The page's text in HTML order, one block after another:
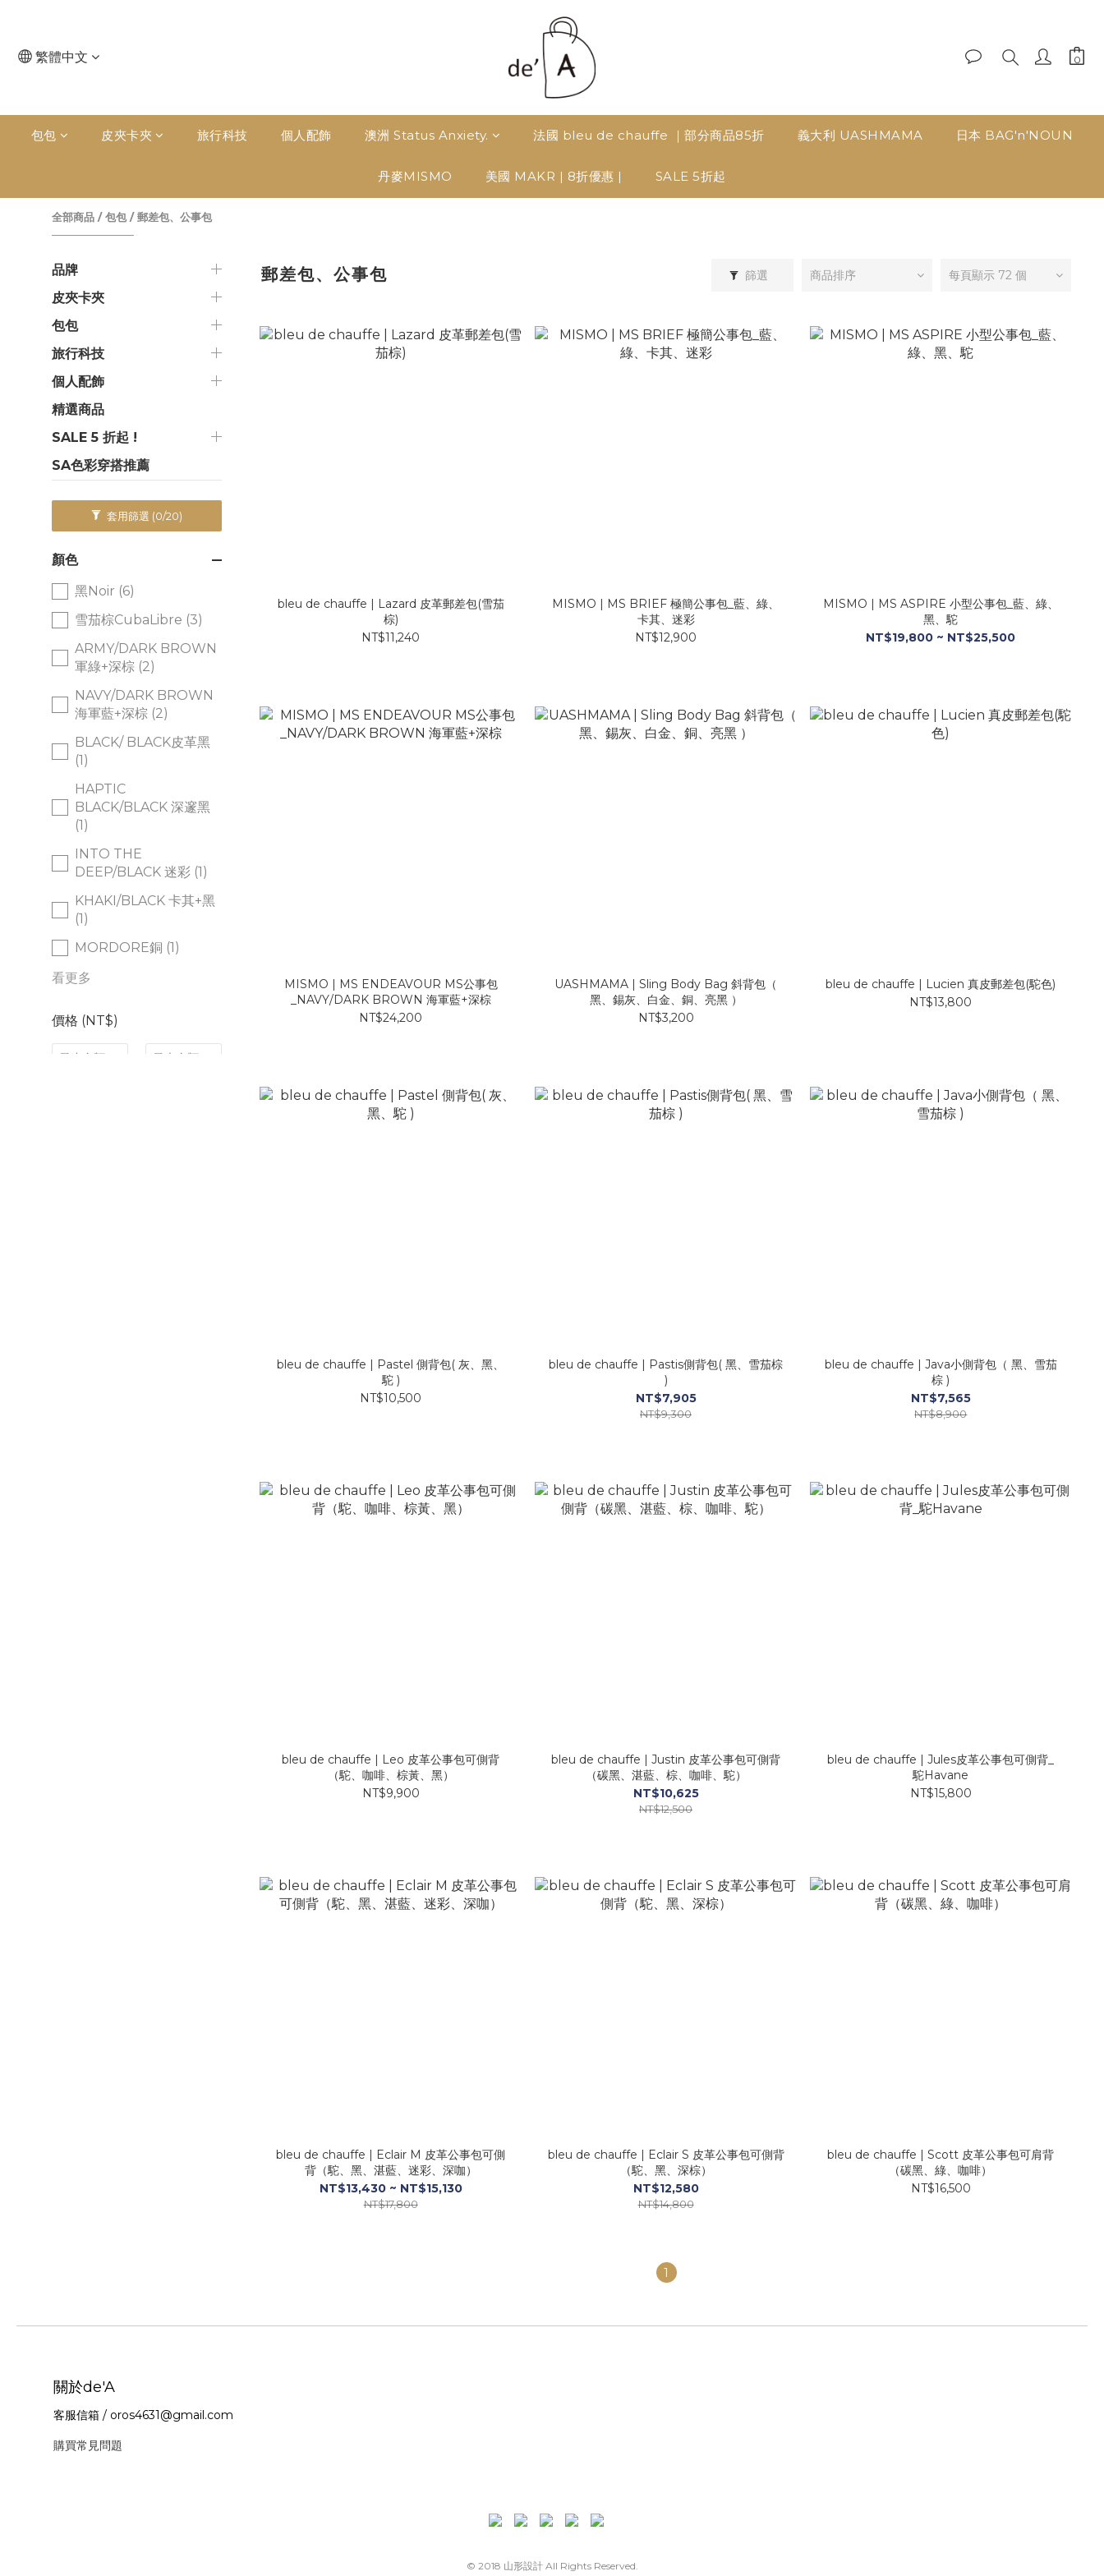
繁體中文
包包 皮夾卡夾 旅行科技 個人配飾 澳洲 Status Anxiety. 法國 bleu de chauffe ｜部分商品85折 義大利 UASHMAMA 日本 BAG'n'NOUN
丹麥MISMO 美國 MAKR | 8折優惠 | SALE 5折起
全部商品 /包包/郵差包、公事包
品牌
皮夾卡夾
包包
旅行科技
個人配飾
精選商品
SALE 5 折起 !
SA色彩穿搭推薦
套用篩選 (0/20)
顏色
黑Noir (6)
雪茄棕CubaLibre (3)
ARMY/DARK BROWN
軍綠+深棕 (2)
NAVY/DARK BROWN
海軍藍+深棕 (2)
BLACK/ BLACK皮革黑
(1)
HAPTIC
BLACK/BLACK 深邃黑
(1)
INTO THE
DEEP/BLACK 迷彩 (1)
KHAKI/BLACK 卡其+黑
(1)
MORDORE銅 (1)
看更多
價格 (NT$)
郵差包、公事包 篩選 商品排序 每頁顯示 72 個
bleu de chauffe | Lazard 皮革郵差包(雪茄
棕)
NT$11,240
MISMO | MS BRIEF 極簡公事包_藍、綠、
卡其、迷彩
NT$12,900
MISMO | MS ASPIRE 小型公事包_藍、綠、
黑、駝
NT$19,800 ~ NT$25,500
MISMO | MS ENDEAVOUR MS公事包
_NAVY/DARK BROWN 海軍藍+深棕
NT$24,200
UASHMAMA | Sling Body Bag 斜背包（
黑、錫灰、白金、銅、亮黑 ）
NT$3,200
bleu de chauffe | Lucien 真皮郵差包(駝色)
NT$13,800
bleu de chauffe | Pastel 側背包( 灰、黑、
駝 )
NT$10,500
bleu de chauffe | Pastis側背包( 黑、雪茄棕
)
NT$7,905
NT$9,300
bleu de chauffe | Java小側背包（ 黑、雪茄
棕 )
NT$7,565
NT$8,900
bleu de chauffe | Leo 皮革公事包可側背
（駝、咖啡、棕黃、黑）
NT$9,900
bleu de chauffe | Justin 皮革公事包可側背
（碳黑、湛藍、棕、咖啡、駝）
NT$10,625
NT$12,500
bleu de chauffe | Jules皮革公事包可側背_
駝Havane
NT$15,800
bleu de chauffe | Eclair M 皮革公事包可側
背（駝、黑、湛藍、迷彩、深咖）
NT$13,430 ~ NT$15,130
NT$17,800
bleu de chauffe | Eclair S 皮革公事包可側背
（駝、黑、深棕）
NT$12,580
NT$14,800
bleu de chauffe | Scott 皮革公事包可肩背
（碳黑、綠、咖啡）
NT$16,500
1
關於de'A
客服信箱 / oros4631@gmail.com
購買常見問題
© 2018 山形設計 All Rights Reserved.